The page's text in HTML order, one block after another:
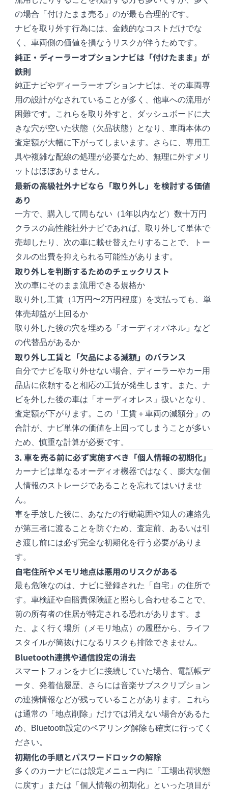
の場合「付けたまま売る」のが最も合理的です。
ナビを取り外す行為には、金銭的なコストだけでな
く、車両側の価値を損なうリスクが伴うためです。
純正・ディーラーオプションナビは「付けたまま」が
鉄則
純正ナビやディーラーオプションナビは、その車両専
用の設計がなされていることが多く、他車への流用が
困難です。これらを取り外すと、ダッシュボードに大
きな穴が空いた状態（欠品状態）となり、車両本体の
査定額が大幅に下がってしまいます。さらに、専用工
具や複雑な配線の処理が必要なため、無理に外すメリ
ットはほぼありません。
最新の高級社外ナビなら「取り外し」を検討する価値
あり
一方で、購入して間もない（1年以内など）数十万円
クラスの高性能社外ナビであれば、取り外して単体で
売却したり、次の車に載せ替えたりすることで、トー
タルの出費を抑えられる可能性があります。
取り外しを判断するためのチェックリスト
次の車にそのまま流用できる規格か
取り外し工賃（1万円〜2万円程度）を支払っても、単
体売却益が上回るか
取り外した後の穴を埋める「オーディオパネル」など
の代替品があるか
取り外し工賃と「欠品による減額」のバランス
自分でナビを取り外せない場合、ディーラーやカー用
品店に依頼すると相応の工賃が発生します。また、ナ
ビを外した後の車は「オーディオレス」扱いとなり、
査定額が下がります。この「工賃＋車両の減額分」の
合計が、ナビ単体の価値を上回ってしまうことが多い
ため、慎重な計算が必要です。
3. 車を売る前に必ず実施すべき「個人情報の初期化」
カーナビは単なるオーディオ機器ではなく、膨大な個
人情報のストレージであることを忘れてはいけませ
ん。
車を手放した後に、あなたの行動範囲や知人の連絡先
が第三者に渡ることを防ぐため、査定前、あるいは引
き渡し前には必ず完全な初期化を行う必要がありま
す。
自宅住所やメモリ地点は悪用のリスクがある
最も危険なのは、ナビに登録された「自宅」の住所で
す。車検証や自賠責保険証と照らし合わせることで、
前の所有者の住居が特定される恐れがあります。ま
た、よく行く場所（メモリ地点）の履歴から、ライフ
スタイルが筒抜けになるリスクも排除できません。
Bluetooth連携や通信設定の消去
スマートフォンをナビに接続していた場合、電話帳デ
ータ、発着信履歴、さらには音楽サブスクリプション
の連携情報などが残っていることがあります。これら
は通常の「地点削除」だけでは消えない場合があるた
め、Bluetooth設定のペアリング解除も確実に行ってく
ださい。
初期化の手順とパスワードロックの解除
多くのカーナビには設定メニュー内に「工場出荷状態
に戻す」または「個人情報の初期化」といった項目が